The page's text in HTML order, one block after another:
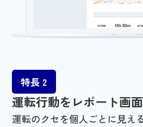
特長 2
運転行動をレポート画
運転のクセを個人ごとに見え